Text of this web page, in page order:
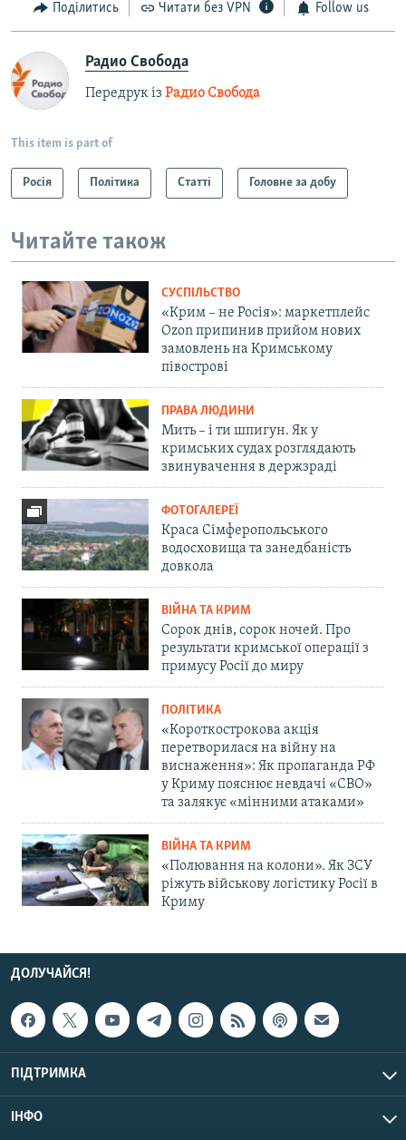
Поділитись Читати без VPN Follow us
Радио Свобода
Передрук із Радио Свобода
This item is part of
Росія Політика Статті Головне за добу
Читайте також
СУСПІЛЬСТВО
«Крим – не Росія»: маркетплейс
Ozon припинив прийом нових
замовлень на Кримському
півострові
ПРАВА ЛЮДИНИ
Мить – і ти шпигун. Як у
кримських судах розглядають
звинувачення в держзраді
ФОТОГАЛЕРЕЇ
Краса Сімферопольського
водосховища та занедбаність
довкола
ВІЙНА ТА КРИМ
Сорок днів, сорок ночей. Про
результати кримської операції з
примусу Росії до миру
ПОЛІТИКА
«Короткострокова акція
перетворилася на війну на
виснаження»: Як пропаганда РФ
у Криму пояснює невдачі «СВО»
та залякує «мінними атаками»
ВІЙНА ТА КРИМ
«Полювання на колони». Як ЗСУ
ріжуть військову логістику Росії в
Криму
ДОЛУЧАЙСЯ!
ПІДТРИМКА
ІНФО